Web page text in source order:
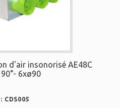
d'air insonorisé AE48C
6xø90
: CDS005